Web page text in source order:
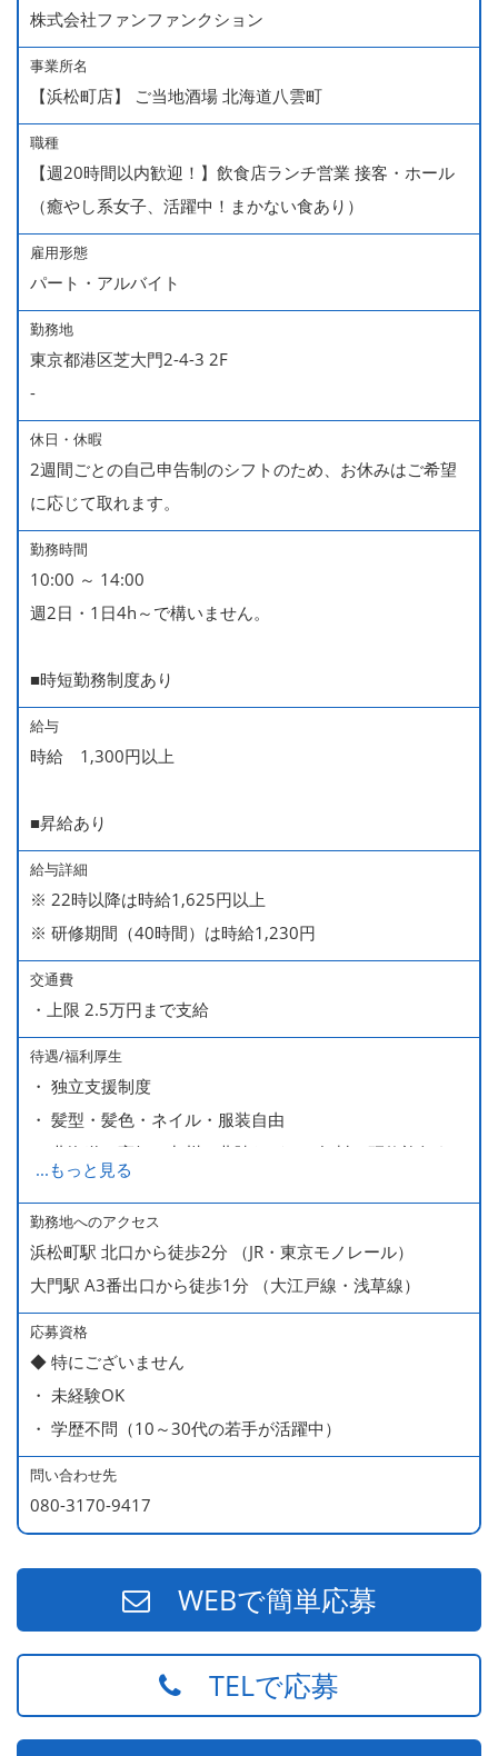
株式会社ファンファンクション
事業所名
【浜松町店】 ご当地酒場 北海道八雲町
職種
【週20時間以内歓迎！】飲食店ランチ営業 接客・ホール
（癒やし系女子、活躍中！まかない食あり）
雇用形態
パート・アルバイト
勤務地
東京都港区芝大門2-4-3 2F
-
休日・休暇
2週間ごとの自己申告制のシフトのため、お休みはご希望
に応じて取れます。
勤務時間
10:00 ～ 14:00
週2日・1日4h～で構いません。
■時短勤務制度あり
給与
時給 1,300円以上
■昇給あり
給与詳細
※ 22時以降は時給1,625円以上
※ 研修期間（40時間）は時給1,230円
交通費
・上限 2.5万円まで支給
待遇/福利厚生
・ 独立支援制度
・ 髪型・髪色・ネイル・服装自由
・ 北海道や高知、九州、北陸などへの無料の研修旅行あり
ます
・ 無料の美味しい まかない食 あり
...もっと見る
勤務地へのアクセス
浜松町駅 北口から徒歩2分 （JR・東京モノレール）
大門駅 A3番出口から徒歩1分 （大江戸線・浅草線）
応募資格
◆ 特にございません
・ 未経験OK
・ 学歴不問（10～30代の若手が活躍中）
問い合わせ先
080-3170-9417
WEBで簡単応募
TELで応募